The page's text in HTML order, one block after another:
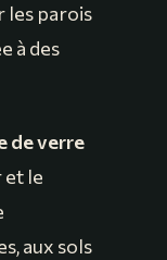
les parois
à des
de verre
et le
aux sols